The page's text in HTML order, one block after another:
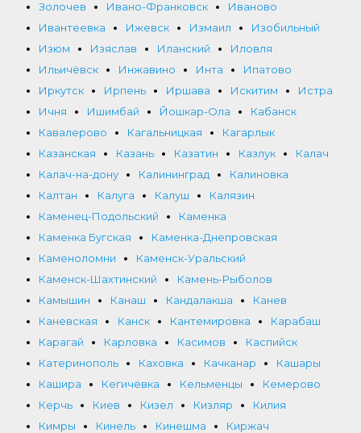
Золочев Ивано-Франковск
Иваново
Ивантеевка
Ижевск Измаил
Изобильный
Изюм
Изяслав Иланский
Иловля
Ильичёвск
Инжавино Инта
Ипатово
Иркутск
Ирпень Иршава Искитим
Истра
Ичня
Ишимбай Йошкар-Ола
Кабанск
Кавалерово
Кагальницкая
Кагарлык
Казанская
Казань Казатин Казлук
Калач
Калач-на-дону
Калининград
Калиновка
Калтан
Калуга Калуш
Калязин
Каменец-Подольский
Каменка
Каменка Бугская
Каменка-Днепровская
Каменоломни
Каменск-Уральский
Каменск-Шахтинский
Камень-Рыболов
Камышин
Канаш Кандалакша
Канев
Каневская
Канск Кантемировка
Карабаш
Карагай
Карловка Касимов
Каспийск
Катеринополь
Каховка Качканар
Кашары
Кашира
Кегичёвка Кельменцы
Кемерово
Керчь
Киев Кизел Кизляр
Килия
Кимры
Кинель Кинешма
Киржач